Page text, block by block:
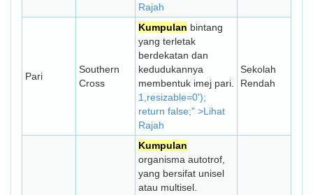
Rajah
Pari
Southern
Cross
Kumpulan bintang
yang terletak
berdekatan dan
kedudukannya
membentuk imej pari.
1,resizable=0');
return false;" >Lihat
Rajah
Sekolah
Rendah
Kumpulan
organisma autotrof,
yang bersifat unisel
atau multisel.